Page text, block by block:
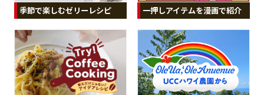
季節で楽しむゼリーレシピ 一押しアイテムを漫画で紹介